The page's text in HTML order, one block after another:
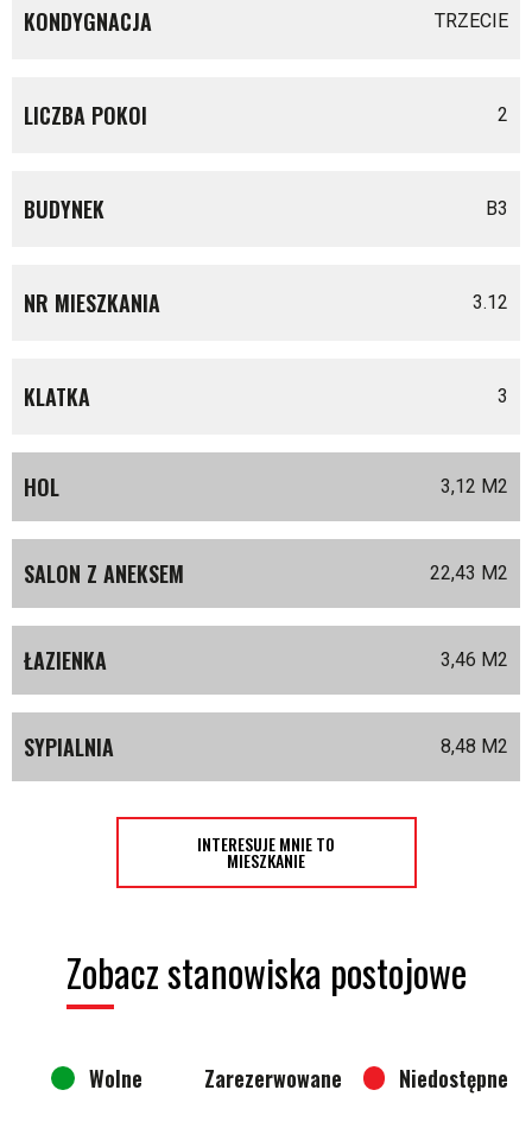
KONDYGNACJA TRZECIE
LICZBA POKOI 2
BUDYNEK B3
NR MIESZKANIA 3.12
KLATKA 3
HOL 3,12 M2
SALON Z ANEKSEM 22,43 M2
ŁAZIENKA 3,46 M2
SYPIALNIA 8,48 M2
INTERESUJE MNIE TO
MIESZKANIE
Zobacz stanowiska postojowe
Wolne Zarezerwowane Niedostępne